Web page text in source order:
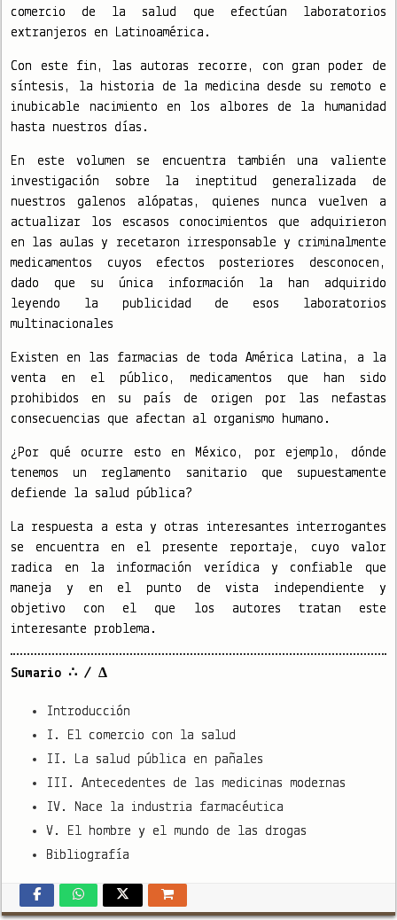
comercio de la salud que efectúan laboratorios
extranjeros en Latinoamérica.
Con este fin, las autoras recorre, con gran poder de
síntesis, la historia de la medicina desde su remoto e
inubicable nacimiento en los albores de la humanidad
hasta nuestros días.
En este volumen se encuentra también una valiente
investigación sobre la ineptitud generalizada de
nuestros galenos alópatas, quienes nunca vuelven a
actualizar los escasos conocimientos que adquirieron
en las aulas y recetaron irresponsable y criminalmente
medicamentos cuyos efectos posteriores desconocen,
dado que su única información la han adquirido
leyendo la publicidad de esos laboratorios
multinacionales
Existen en las farmacias de toda América Latina, a la
venta en el público, medicamentos que han sido
prohibidos en su país de origen por las nefastas
consecuencias que afectan al organismo humano.
¿Por qué ocurre esto en México, por ejemplo, dónde
tenemos un reglamento sanitario que supuestamente
defiende la salud pública?
La respuesta a esta y otras interesantes interrogantes
se encuentra en el presente reportaje, cuyo valor
radica en la información verídica y confiable que
maneja y en el punto de vista independiente y
objetivo con el que los autores tratan este
interesante problema.
Sumario ∴ / Δ
Introducción
I. El comercio con la salud
II. La salud pública en pañales
III. Antecedentes de las medicinas modernas
IV. Nace la industria farmacéutica
V. El hombre y el mundo de las drogas
Bibliografía